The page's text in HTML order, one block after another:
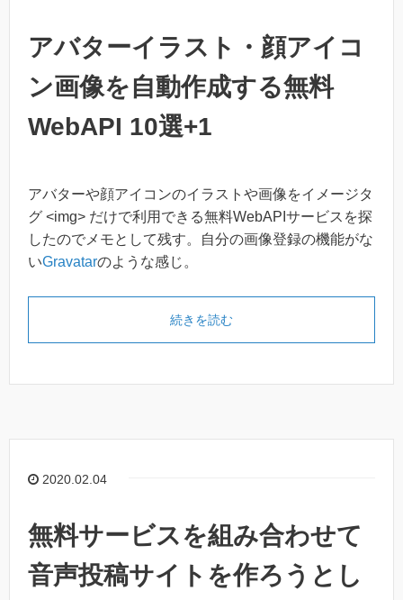
アバターイラスト・顔アイコ
ン画像を自動作成する無料
WebAPI 10選+1
アバターや顔アイコンのイラストや画像をイメージタ
グ <img> だけで利用できる無料WebAPIサービスを探
したのでメモとして残す。自分の画像登録の機能がな
いGravatarのような感じ。
続きを読む
2020.02.04
無料サービスを組み合わせて
音声投稿サイトを作ろうとし